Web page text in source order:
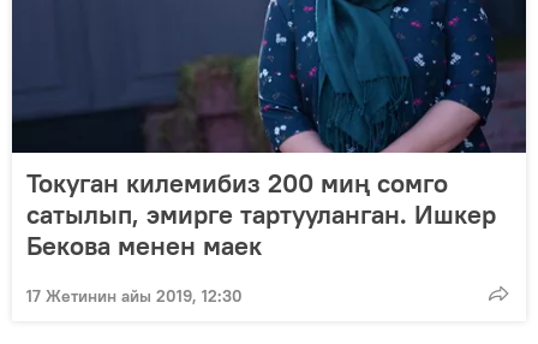
Токуган килемибиз 200 миң сомго
сатылып, эмирге тартууланган. Ишкер
Бекова менен маек
17 Жетинин айы 2019, 12:30